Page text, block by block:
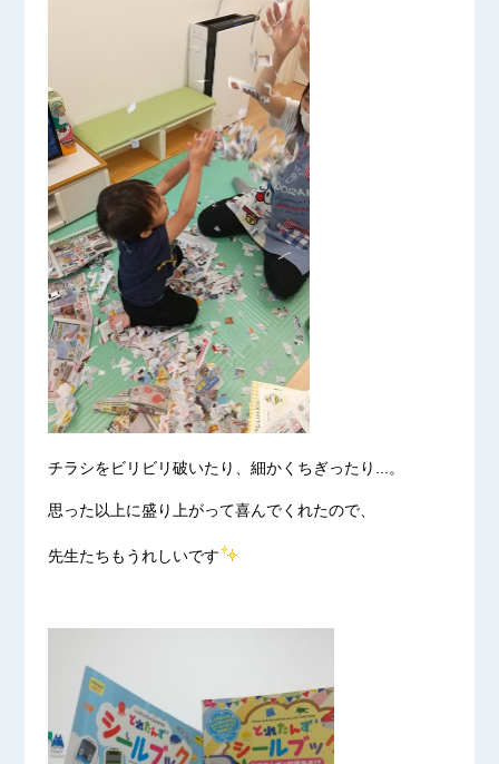
チラシをビリビリ破いたり、細かくちぎったり...。
思った以上に盛り上がって喜んでくれたので、
先生たちもうれしいです